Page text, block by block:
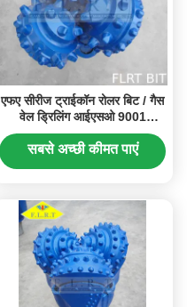
एफए सीरीज ट्राईकॉन रोलर बिट / गैस
वेल ड्रिलिंग आईएसओ 9001
प्रमाणित के लिए तीन कोन बिट
सबसे अच्छी कीमत पाएं